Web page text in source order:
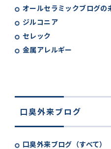
オールセラミックブログの
ジルコニア
セレック
金属アレルギー
口臭外来ブログ
口臭外来ブログ（すべて）